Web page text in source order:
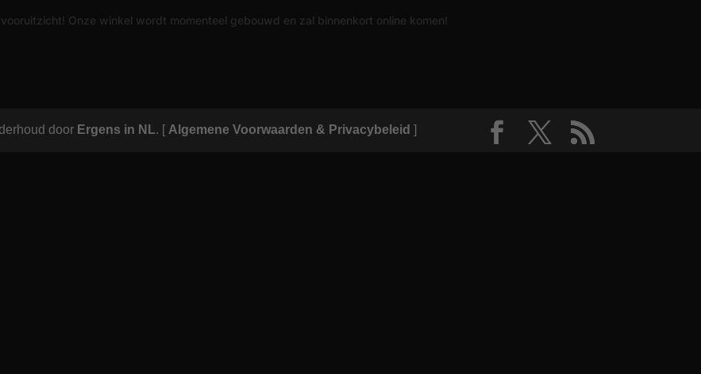
Onze winkel wordt momenteel gebouwd en zal binnenkort online komen!
door Ergens in NL. [ Algemene Voorwaarden & Privacybeleid ]